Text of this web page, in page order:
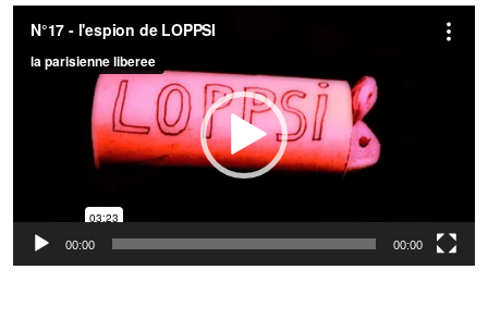
Lecteur
vidéo
00:00 00:00